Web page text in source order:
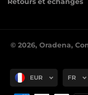
© 2026, Oradena,
EUR FR